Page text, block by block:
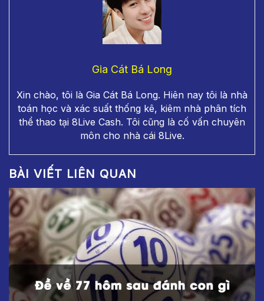
Gia Cát Bá Long
Xin chào, tôi là Gia Cát Bá Long. Hiên nay tôi là nhà
toán học và xác suất thống kê, kiêm nhà phân tích
thể thao tại 8Live Cash. Tôi cũng là cố vấn chuyên
môn cho nhà cái 8Live.
BÀI VIẾT LIÊN QUAN